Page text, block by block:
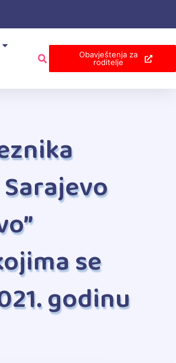
Obavještenja za
roditelje
se
godinu